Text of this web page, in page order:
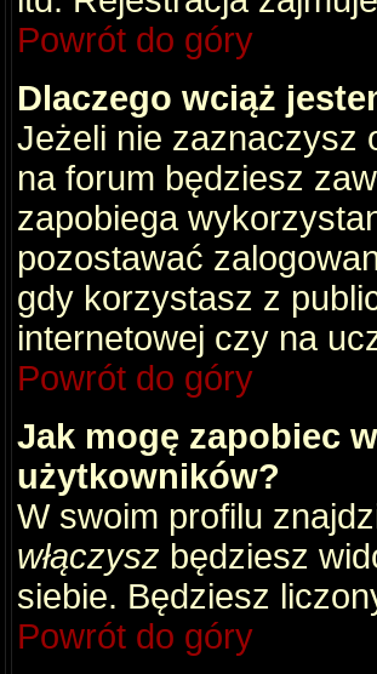
Powrót do góry
Dlaczego wciąż
Jeżeli nie zaznaczysz
na forum będziesz
zapobiega
pozostawać
gdy korzystasz z
internetowej czy na
Powrót do góry
Jak mogę zapobiec
użytkowników?
W swoim profilu
włączysz będziesz
siebie. Będziesz
Powrót do góry